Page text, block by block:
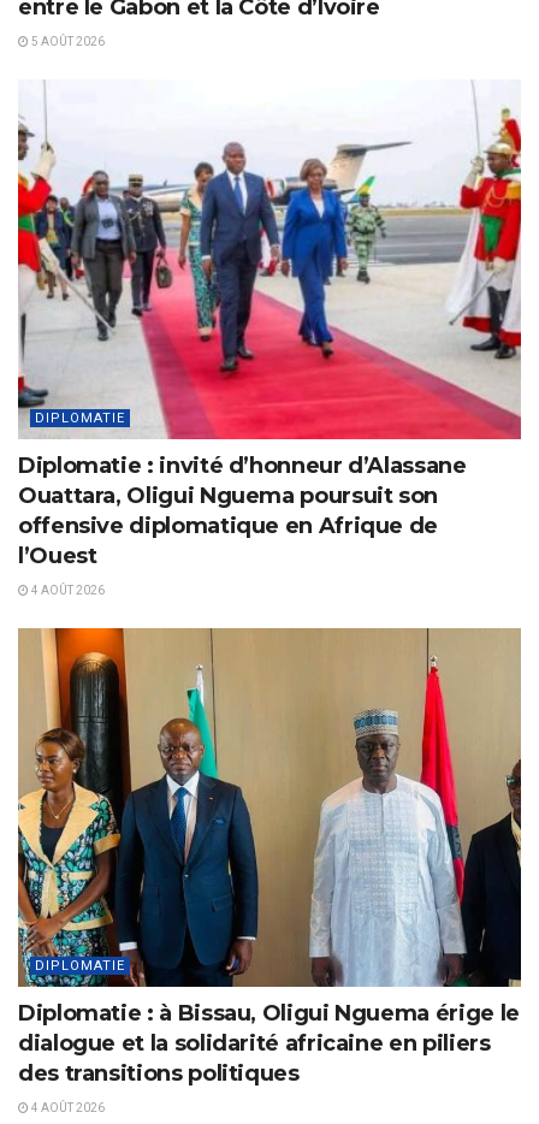
entre le Gabon et la Côte d’Ivoire
5 AOÛT 2026
DIPLOMATIE
Diplomatie : invité d’honneur d’Alassane
Ouattara, Oligui Nguema poursuit son
offensive diplomatique en Afrique de
l’Ouest
4 AOÛT 2026
DIPLOMATIE
Diplomatie : à Bissau, Oligui Nguema érige le
dialogue et la solidarité africaine en piliers
des transitions politiques
4 AOÛT 2026